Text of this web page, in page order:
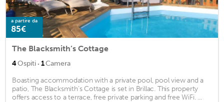
a partire da
85€
The Blacksmith’s Cottage
4Ospiti · 1Camera
Boasting accommodation with a private pool, pool view and a
patio, The Blacksmith’s Cottage is set in Brillac. This property
offers access to a terrace, free private parking and free WiFi. ...